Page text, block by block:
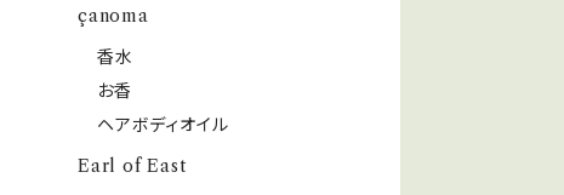
çanoma
香水
お香
ヘアボディオイル
Earl of East